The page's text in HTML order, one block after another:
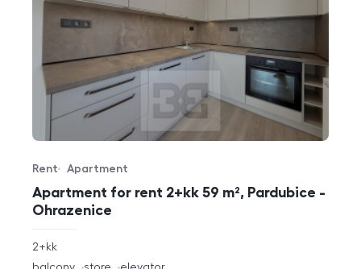
Apartment for rent 2+kk 59 m², Pardubice -
Ohrazenice
Offer type
Rent
Property type
Apartment
rozměry
disposition
2+kk
funkce